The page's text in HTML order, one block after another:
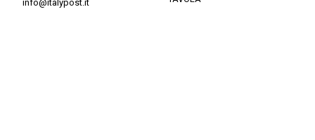
info@italypost.it